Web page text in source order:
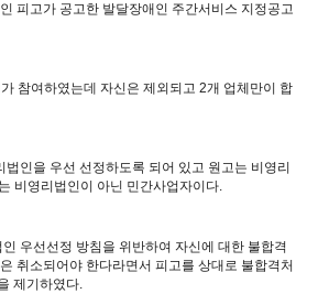
피고가 공고한 발달장애인 주간서비스 지정공고
참여하였는데 자신은 제외되고 2개 업체만이 합
법인을 우선 선정하도록 되어 있고 원고는 비영리
비영리법인이 아닌 민간사업자이다.
우선선정 방침을 위반하여 자신에 대한 불합격
취소되어야 한다라면서 피고를 상대로 불합격처
제기하였다.